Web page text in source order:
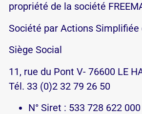
propriété de la société
Société par Actions
Siège Social
11, rue du Pont V- 76600 LE
Tél. 33 (0)2 32 79 26 50
N° Siret : 533 728 622